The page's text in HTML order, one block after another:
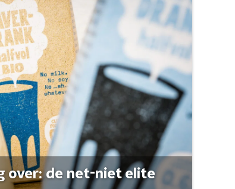
over: de net-niet elite